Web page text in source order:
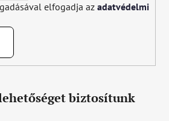
elfogadja az adatvédelmi
biztosítunk